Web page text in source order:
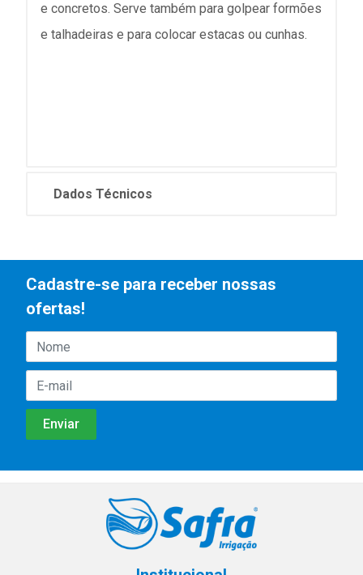
e concretos. Serve também para golpear formões
e talhadeiras e para colocar estacas ou cunhas.
Dados Técnicos
Cadastre-se para receber nossas
ofertas!